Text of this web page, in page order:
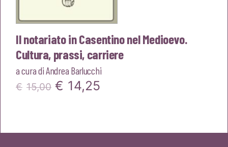
Il notariato in Casentino nel Medioevo.
Cultura, prassi, carriere
a cura diAndrea Barlucchi
€ 15,00 Il
€ 14,25